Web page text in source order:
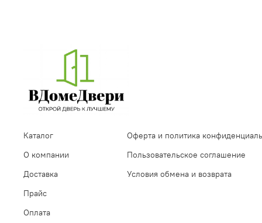
Каталог
О компании
Доставка
Прайс
Оплата
Оферта и политика
Пользовательское соглашение
Условия обмена и возврата